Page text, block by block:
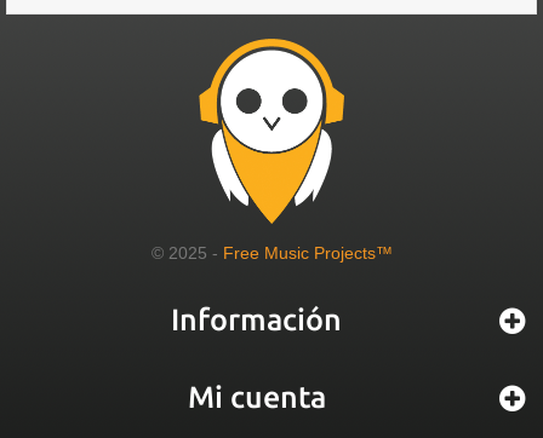
© 2025 - Free Music Projects™
Información
Mi cuenta